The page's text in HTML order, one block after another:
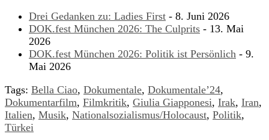
Drei Gedanken zu: Ladies First - 8. Juni 2026
DOK.fest München 2026: The Culprits - 13. Mai
2026
DOK.fest München 2026: Politik ist Persönlich - 9.
Mai 2026
Tags: Bella Ciao, Dokumentale, Dokumentale’24,
Dokumentarfilm, Filmkritik, Giulia Giapponesi, Irak, Iran,
Italien, Musik, Nationalsozialismus/Holocaust, Politik,
Türkei